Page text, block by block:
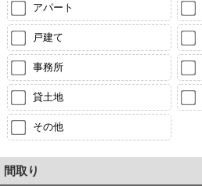
アパート
戸建て
事務所
貸土地
その他
間取り